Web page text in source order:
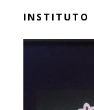
INSTITUTO